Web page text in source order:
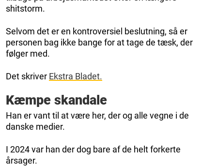
shitstorm.
Selvom det er en kontroversiel beslutning, så er
personen bag ikke bange for at tage de tæsk, der
følger med.
Det skriver Ekstra Bladet.
Kæmpe skandale
Han er vant til at være her, der og alle vegne i de
danske medier.
I 2024 var han der dog bare af de helt forkerte
årsager.